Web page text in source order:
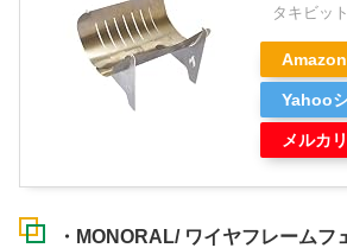
タキビッ
Amazon
Yahoo
メルカリ
・MONORAL/ ワイヤフレームフ